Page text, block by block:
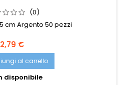
(0)
cm Argento 50 pezzi
Prezzo
2,79 €
al carrello
disponibile